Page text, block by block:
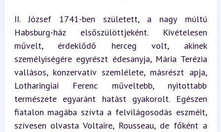
II. József 1741-ben született, a nagy múltú
Habsburg-ház elsőszülöttjeként. Kivételesen
művelt, érdeklődő herceg volt, akinek
személyiségére egyrészt édesanyja, Mária Terézia
vallásos, konzervatív szemlélete, másrészt apja,
Lotharingiai Ferenc műveltebb, nyitottabb
természete egyaránt hatást gyakorolt. Egészen
fiatalon magába szívta a felvilágosodás eszméit,
szívesen olvasta Voltaire, Rousseau, de főként a